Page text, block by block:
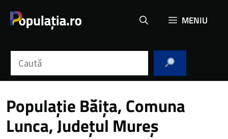
MENIU
Populație Băița, Comuna
Lunca, Județul Mureș